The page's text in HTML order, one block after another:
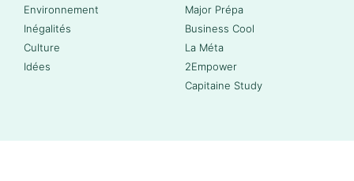
Environnement
Inégalités
Culture
Idées
Major Prépa
Business Cool
La Méta
2Empower
Capitaine Study